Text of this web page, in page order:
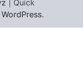
| Quick
WordPress.